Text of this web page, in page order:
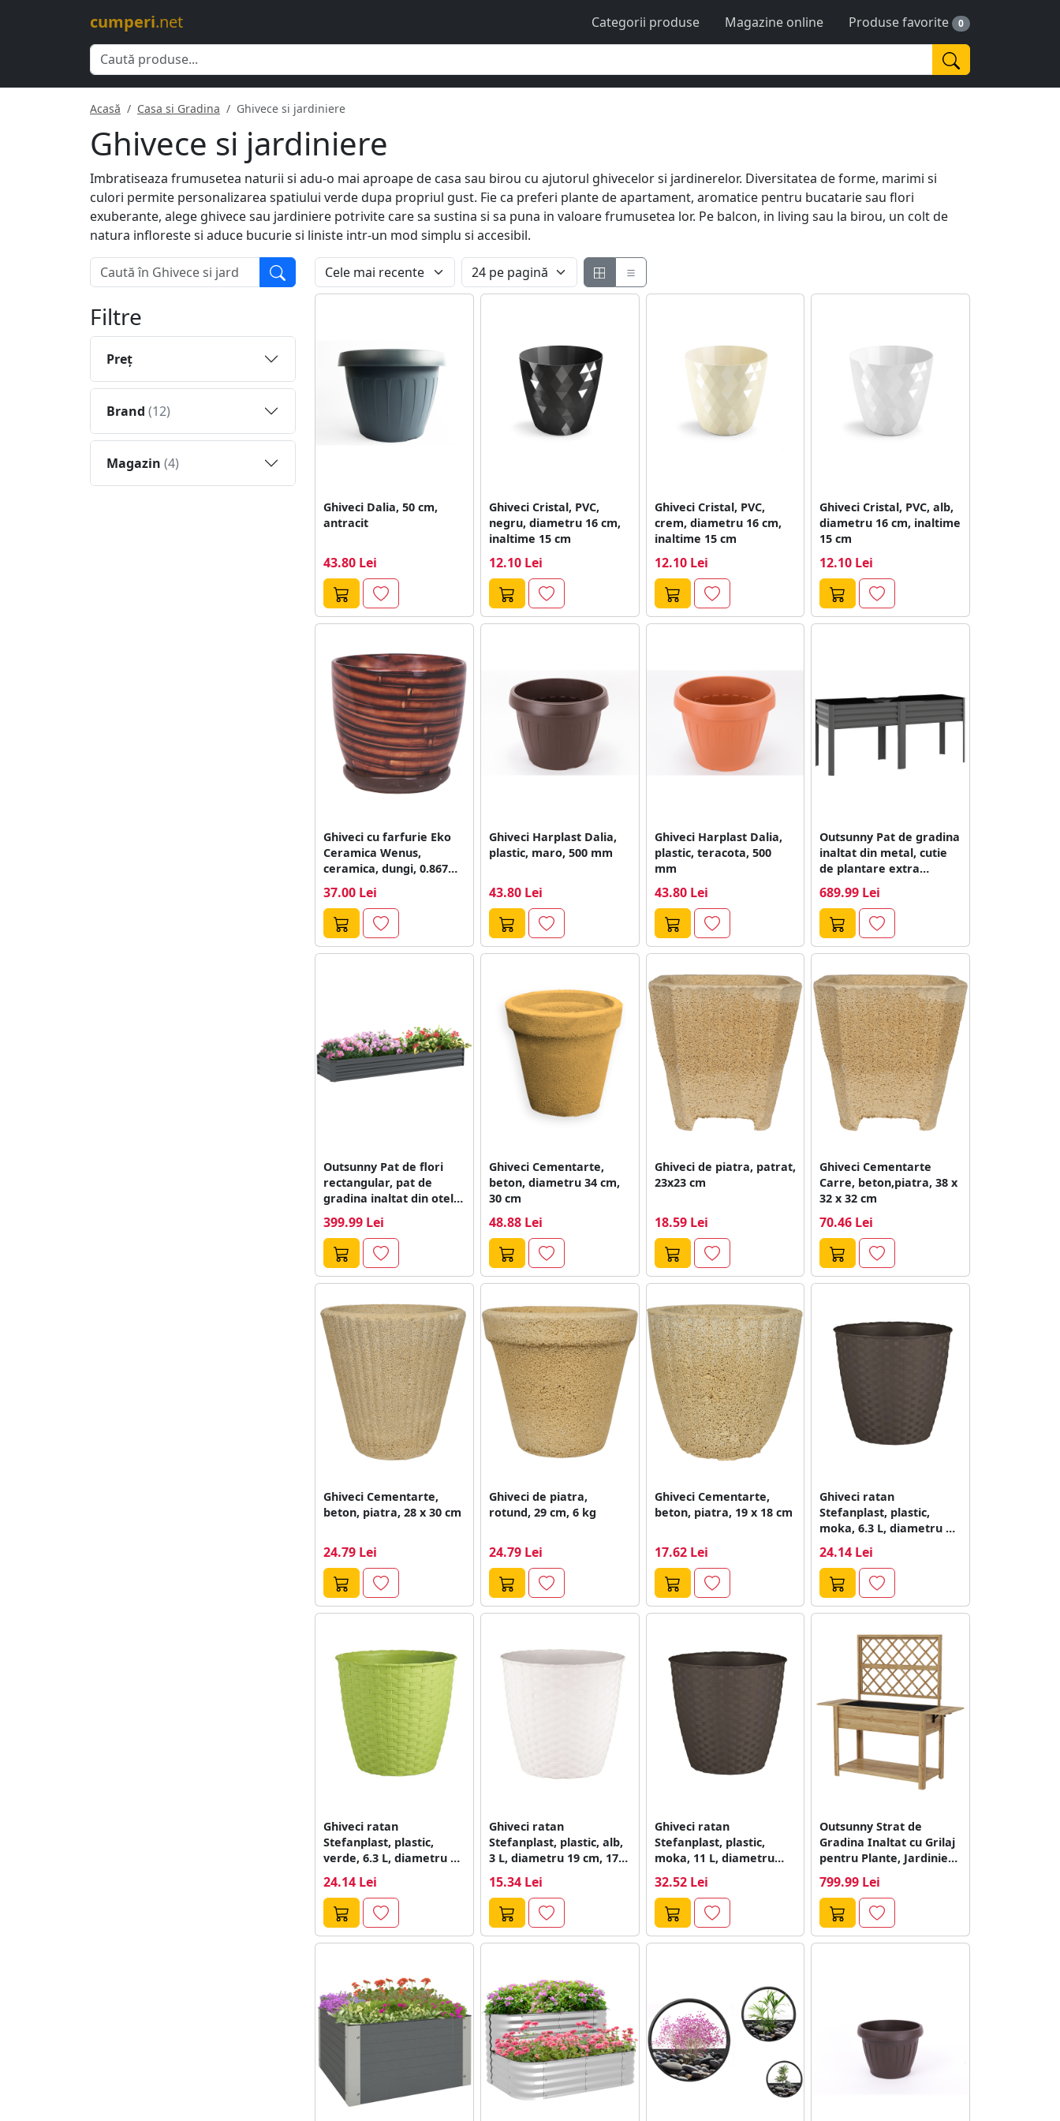
cumperi.net Categorii produse Magazine online Produse favorite 0
Acasă Casa si Gradina Ghivece si jardiniere
Ghivece si jardiniere
Imbratiseaza frumusetea naturii si adu-o mai aproape de casa sau birou cu ajutorul ghivecelor si jardinerelor. Diversitatea de forme, marimi si
culori permite personalizarea spatiului verde dupa propriul gust. Fie ca preferi plante de apartament, aromatice pentru bucatarie sau flori
exuberante, alege ghivece sau jardiniere potrivite care sa sustina si sa puna in valoare frumusetea lor. Pe balcon, in living sau la birou, un colt de
natura infloreste si aduce bucurie si liniste intr-un mod simplu si accesibil.
Filtre
Preţ
Brand (12)
Magazin (4)
Ghiveci Dalia, 50 cm,
antracit
43.80 Lei
Ghiveci Cristal, PVC,
negru, diametru 16 cm,
inaltime 15 cm
12.10 Lei
Ghiveci Cristal, PVC,
crem, diametru 16 cm,
inaltime 15 cm
12.10 Lei
Ghiveci Cristal, PVC, alb,
diametru 16 cm, inaltime
15 cm
12.10 Lei
Ghiveci cu farfurie Eko
Ceramica Wenus,
ceramica, dungi, 0.867
37.00 Lei
Ghiveci Harplast Dalia,
plastic, maro, 500 mm
43.80 Lei
Ghiveci Harplast Dalia,
plastic, teracota, 500
mm
43.80 Lei
Outsunny Pat de gradina
inaltat din metal, cutie
de plantare extra
689.99 Lei
Outsunny Pat de flori
rectangular, pat de
gradina inaltat din otel
399.99 Lei
Ghiveci Cementarte,
beton, diametru 34 cm,
30 cm
48.88 Lei
Ghiveci de piatra, patrat,
23x23 cm
18.59 Lei
Ghiveci Cementarte
Carre, beton,piatra, 38 x
32 x 32 cm
70.46 Lei
Ghiveci Cementarte,
beton, piatra, 28 x 30 cm
24.79 Lei
Ghiveci de piatra,
rotund, 29 cm, 6 kg
24.79 Lei
Ghiveci Cementarte,
beton, piatra, 19 x 18 cm
17.62 Lei
Ghiveci ratan
Stefanplast, plastic,
moka, 6.3 L, diametru 24
24.14 Lei
Ghiveci ratan
Stefanplast, plastic,
verde, 6.3 L, diametru 24
24.14 Lei
Ghiveci ratan
Stefanplast, plastic, alb,
3 L, diametru 19 cm, 17.5
15.34 Lei
Ghiveci ratan
Stefanplast, plastic,
moka, 11 L, diametru
32.52 Lei
Outsunny Strat de
Gradina Inaltat cu Grilaj
pentru Plante, Jardiniera
799.99 Lei